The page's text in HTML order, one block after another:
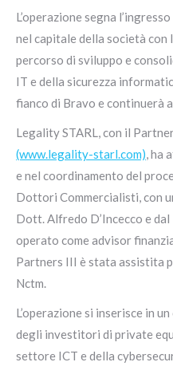
L’operazione segna
nel capitale della società con
percorso di sviluppo e
IT e della sicurezza
fianco di Bravo e continuerà
Legality STARL, con il
(www.legality-starl.com), ha
e nel coordinamento del
Dottori Commercialisti, con
Dott. Alfredo D’Incecco e
operato come advisor
Partners III è stata assistita
Nctm.
L’operazione si inserisce in
degli investitori di private
settore ICT e della